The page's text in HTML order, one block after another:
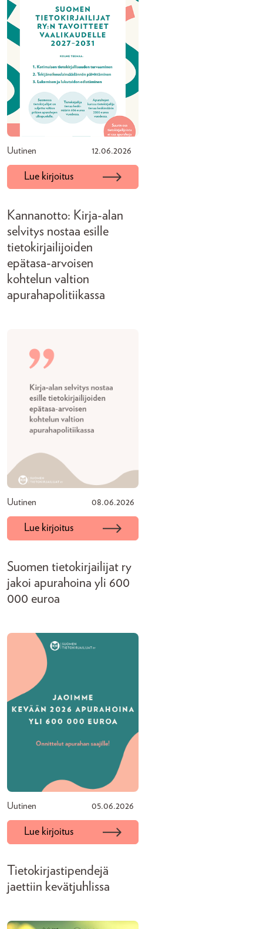
Uutinen 12.06.2026
Lue kirjoitus
Kannanotto: Kirja-alan
selvitys nostaa esille
tietokirjailijoiden
epätasa-arvoisen
kohtelun valtion
apurahapolitiikassa
Uutinen 08.06.2026
Lue kirjoitus
Suomen tietokirjailijat ry
jakoi apurahoina yli 600
000 euroa
Uutinen 05.06.2026
Lue kirjoitus
Tietokirjastipendejä
jaettiin kevätjuhlissa